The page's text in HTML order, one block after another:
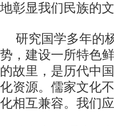
地彰显我们民族的
研究国学多年的
势，建设一所特色
的故里，是历代中
化资源。儒家文化
化相互兼容。我们